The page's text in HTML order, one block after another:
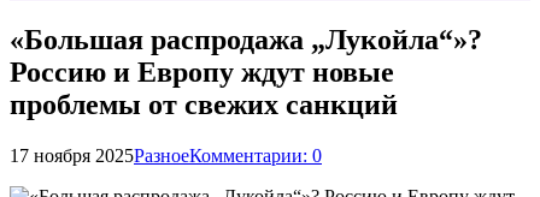
«Большая распродажа „Лукойла“»?
Россию и Европу ждут новые
проблемы от свежих санкций
17 ноября 2025РазноеКомментарии: 0